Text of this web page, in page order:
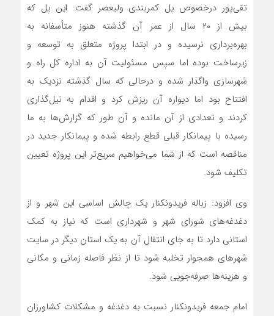
تقی‌پور درخصوص پل کمربندی ولیعصر گفت: این پل که
بیش از ۲۰ سال از عمر آن گذشته هنوز متأسفانه به
بهره‌برداری نرسیده و در ابتدا پروژه متعلق به توسعه و
زیرساخت بوده اما سپس مسئولیت آن به اداره کل راه و
شهرسازی واگذار شده و درحالی که سال گذشته نزدیک به
افتتاح بود اما دیواره آن ریزش کرد و اقدام به نیل‌گذاری
کردند و تعدادی از آن مانده و آن طور که گزارش‌ها به ما
رسیده با پیمانکار قبلی قطع رابطه شده و پیمانکار جدید در
مناقصه است که از شما می‌خواهیم سریع‌تر این پروژه تعیین
تکلیف شود.
وی افزود: زباله فریدونکنار یک چالش اساسی این شهر و از
دغدغه‌های شورای شهر و شهرداری است که نیاز به کمک
استانی دارد تا به جای انتقال آن به یک استان دیگر در سایت
شهرهای همجوار تخلیه شود تا از نظر فاصله زمانی و مکانی
و هزینه‌ها صرفه‌جویی شود.
امام جمعه فریدونکنار نسبت به دغدغه و مشکلات کشاورزان